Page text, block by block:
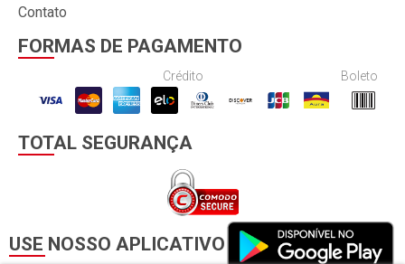
Contato
FORMAS DE PAGAMENTO
Crédito Boleto
TOTAL SEGURANÇA
USE NOSSO APLICATIVO